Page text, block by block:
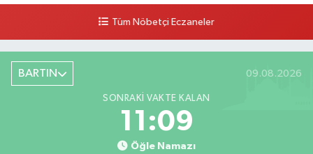
Tüm Nöbetçi Eczaneler
BARTIN 09.08.2026
SONRAKI VAKTE KALAN
11:07
Öğle Namazı